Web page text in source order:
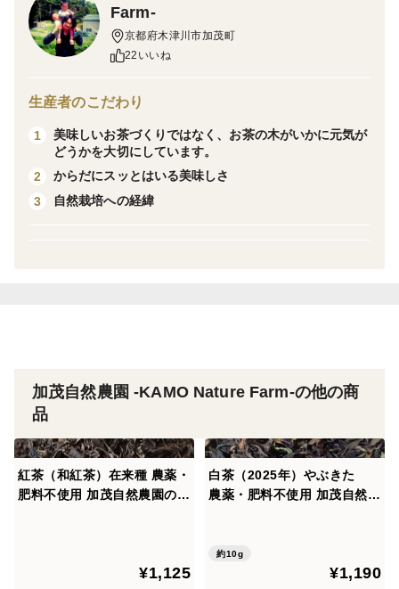
【内容量】30ｇ（1人3ｇ10回程度）
【特 徴】若い芽を摘み取って作るので、爽やかな渋味
が特徴です。
【煎 茶】遮光せずに、太陽の光を浴びながら、春に芽
吹くお茶の新芽を摘み取って作る緑茶です。
【摘 採】2026年5月
【栽 培】農薬・肥料を使わずに栽培しています。
【飲み方】急須やティーポットを使って抽出してくださ
お口に合えば嬉しいです。
【注意事項】
ティーパックではなく、リーフ茶となります。
開封後はお早目にお召し上がりください。
ゆうパック 60サイズ内であれば、同一の送料での発送
Farm-
京都府木津川市加茂町
22いいね
生産者のこだわり
1
美味しいお茶づくりではなく、お茶の木がいかに元気が
どうかを大切にしています。
2
からだにスッとはいる美味しさ
3
自然栽培への経緯
加茂自然農園 -KAMO Nature Farm-の他の商
品
紅茶（和紅茶）在来種 農薬・
肥料不使用 加茂自然農園のお
¥1,125
白茶（2025年）やぶきた
農薬・肥料不使用 加茂自然農
約10g
¥1,190